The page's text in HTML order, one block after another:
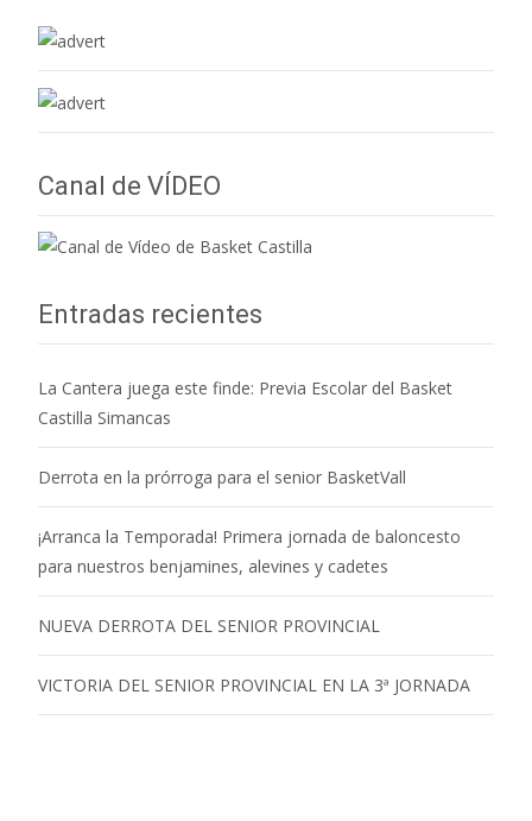
entradas
Canal de VÍDEO
Entradas recientes
La Cantera juega este finde: Previa Escolar del Basket
Castilla Simancas
Derrota en la prórroga para el senior BasketVall
¡Arranca la Temporada! Primera jornada de baloncesto
para nuestros benjamines, alevines y cadetes
NUEVA DERROTA DEL SENIOR PROVINCIAL
VICTORIA DEL SENIOR PROVINCIAL EN LA 3ª JORNADA